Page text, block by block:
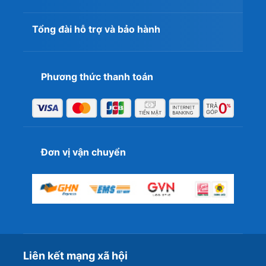
ưu giao diện tốt nhất trên iPadOS, mang lại sự yên tâm
đãi tại T&T Center
Tại hệ thống T&T Center, sản phẩm luôn có mức giá
cạnh tranh kèm các gói bảo hành mở rộng toàn diện.
Chương trình "Thu cũ đổi mới" hỗ trợ trợ giá lên đời mức
Chính sách mua trả góp 0% thủ tục nhanh gọn
Để hỗ trợ học sinh, sinh viên, T&T Center cung cấp giải
pháp trả góp lãi suất 0% qua thẻ tín dụng của hơn 20
ngân hàng hoặc qua công ty tài chính uy tín. Thủ tục xét
Tổng đài hỗ trợ và bảo hành
Phương thức thanh toán
Đơn vị vận chuyển
Liên kết mạng xã hội